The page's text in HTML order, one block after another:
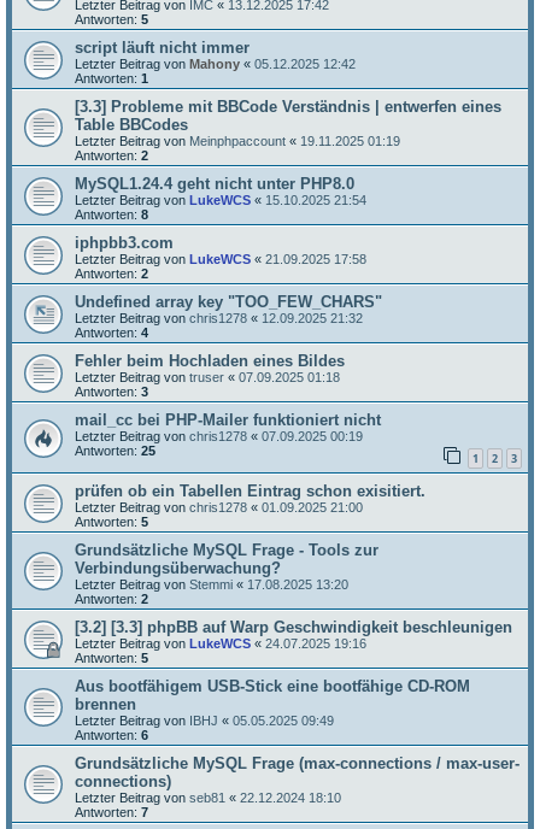
Letzter Beitrag von IMC « 13.12.2025 17:42
Antworten: 5
script läuft nicht immer
Letzter Beitrag von Mahony « 05.12.2025 12:42
Antworten: 1
[3.3] Probleme mit BBCode Verständnis | entwerfen eines
Table BBCodes
Letzter Beitrag von Meinphpaccount « 19.11.2025 01:19
Antworten: 2
MySQL1.24.4 geht nicht unter PHP8.0
Letzter Beitrag von LukeWCS « 15.10.2025 21:54
Antworten: 8
iphpbb3.com
Letzter Beitrag von LukeWCS « 21.09.2025 17:58
Antworten: 2
Undefined array key "TOO_FEW_CHARS"
Letzter Beitrag von chris1278 « 12.09.2025 21:32
Antworten: 4
Fehler beim Hochladen eines Bildes
Letzter Beitrag von truser « 07.09.2025 01:18
Antworten: 3
mail_cc bei PHP-Mailer funktioniert nicht
Letzter Beitrag von chris1278 « 07.09.2025 00:19
Antworten: 25 1 2 3
prüfen ob ein Tabellen Eintrag schon exisitiert.
Letzter Beitrag von chris1278 « 01.09.2025 21:00
Antworten: 5
Grundsätzliche MySQL Frage - Tools zur
Verbindungsüberwachung?
Letzter Beitrag von Stemmi « 17.08.2025 13:20
Antworten: 2
[3.2] [3.3] phpBB auf Warp Geschwindigkeit beschleunigen
Letzter Beitrag von LukeWCS « 24.07.2025 19:16
Antworten: 5
Aus bootfähigem USB-Stick eine bootfähige CD-ROM
brennen
Letzter Beitrag von IBHJ « 05.05.2025 09:49
Antworten: 6
Grundsätzliche MySQL Frage (max-connections / max-user-
connections)
Letzter Beitrag von seb81 « 22.12.2024 18:10
Antworten: 7